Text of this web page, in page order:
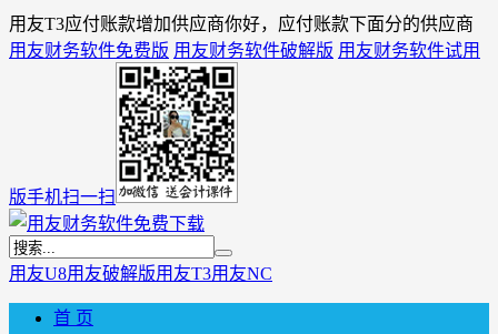
用友T3应付账款增加供应商你好，应付账款下面分的供应商
用友财务软件免费版 用友财务软件破解版 用友财务软件试用
版手机扫一扫
用友U8用友破解版用友T3用友NC
首 页